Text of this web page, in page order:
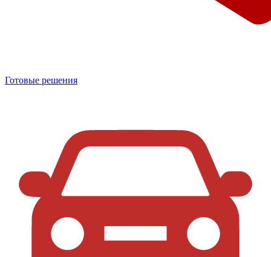
Готовые решения